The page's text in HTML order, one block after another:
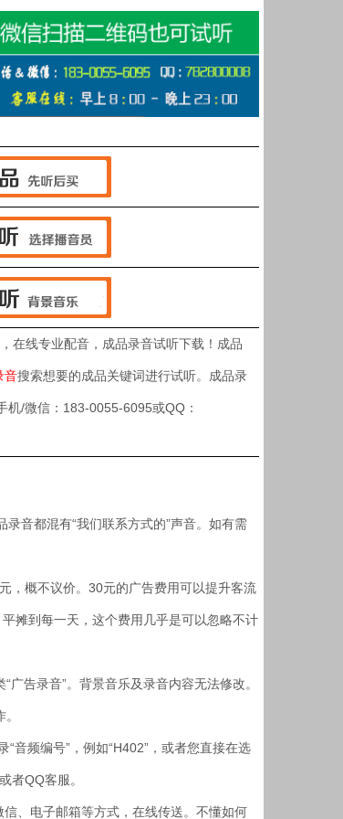
在线专业配音，成品录音试听下载！成品
音搜索想要的成品关键词进行试听。成品录
机/微信：183-0055-6095或QQ：
音都混有“我们联系方式的”声音。如有需
，概不议价。30元的广告费用可以提升客流
摊到每一天，这个费用几乎是可以忽略不计
告录音”。背景音乐及录音内容无法修改。
音频编号”，例如“H402”，或者您直接在选
者QQ客服。
、电子邮箱等方式，在线传送。不懂如何